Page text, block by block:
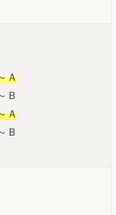
Ａ
Ｂ
Ａ
Ｂ